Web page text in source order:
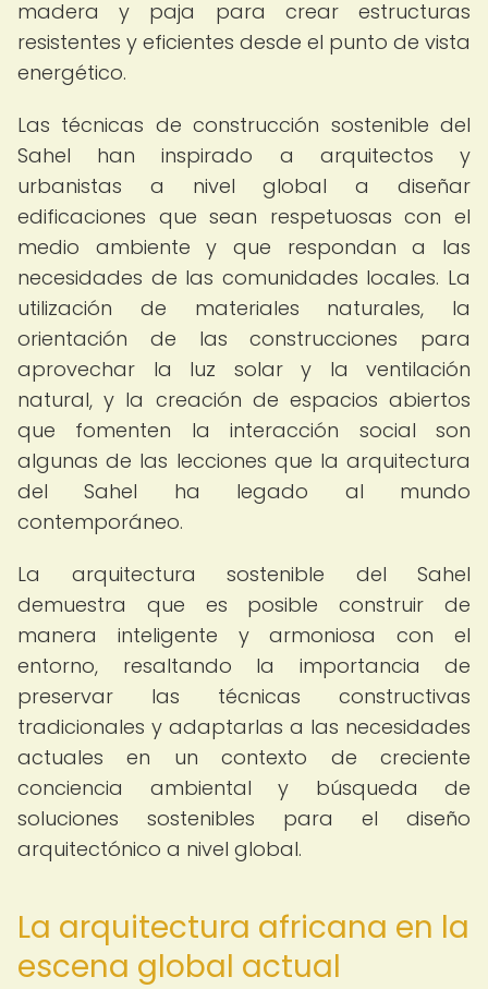
madera y paja para crear estructuras
resistentes y eficientes desde el punto de vista
energético.
Las técnicas de construcción sostenible del
Sahel han inspirado a arquitectos y
urbanistas a nivel global a diseñar
edificaciones que sean respetuosas con el
medio ambiente y que respondan a las
necesidades de las comunidades locales. La
utilización de materiales naturales, la
orientación de las construcciones para
aprovechar la luz solar y la ventilación
natural, y la creación de espacios abiertos
que fomenten la interacción social son
algunas de las lecciones que la arquitectura
del Sahel ha legado al mundo
contemporáneo.
La arquitectura sostenible del Sahel
demuestra que es posible construir de
manera inteligente y armoniosa con el
entorno, resaltando la importancia de
preservar las técnicas constructivas
tradicionales y adaptarlas a las necesidades
actuales en un contexto de creciente
conciencia ambiental y búsqueda de
soluciones sostenibles para el diseño
arquitectónico a nivel global.
La arquitectura africana en la
escena global actual